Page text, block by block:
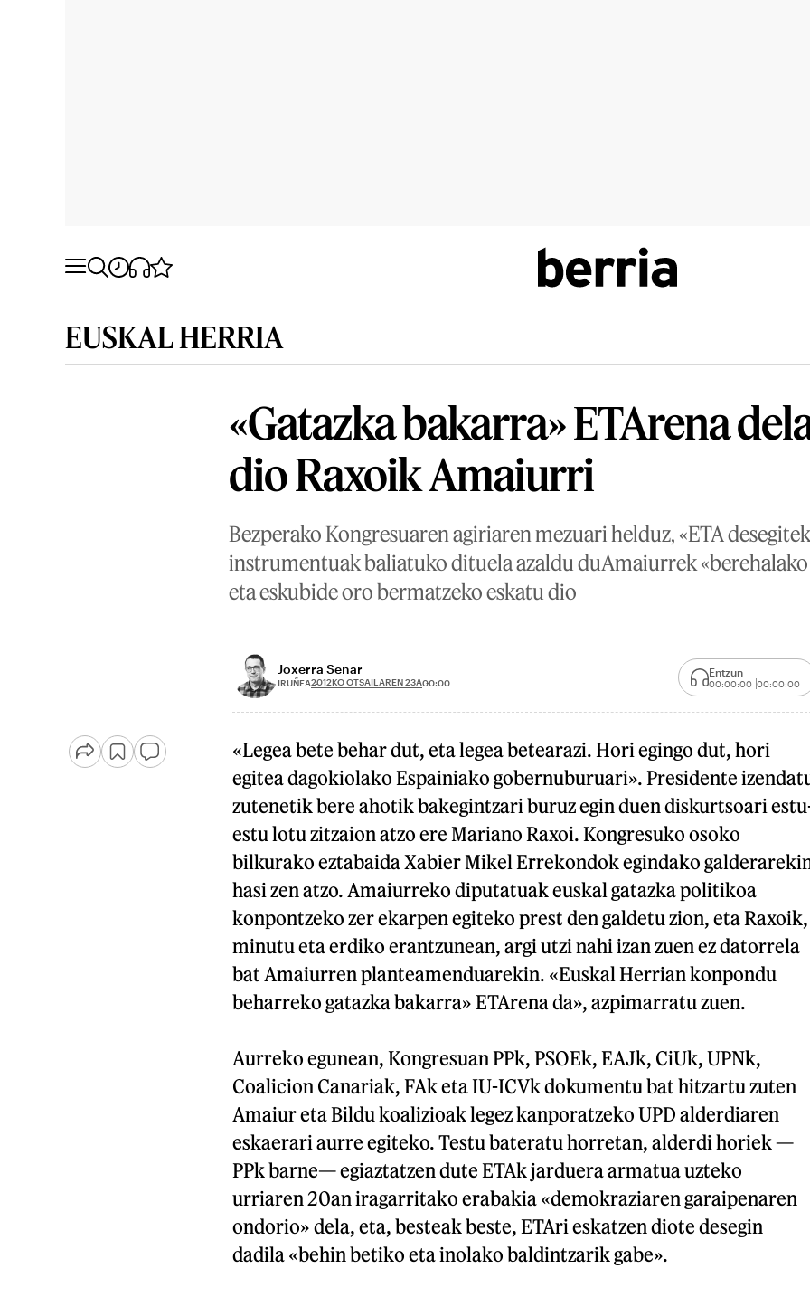
EUSKAL HERRIA
«Gatazka bakarra» ETArena
dio Raxoik Amaiurri
Bezperako Kongresuaren agiriaren mezuari helduz, «ETA
instrumentuak baliatuko dituela azaldu duAmaiurrek
eta eskubide oro bermatzeko eskatu dio
Joxerra Senar
IRUÑEA2012KO OTSAILAREN 23A00:00
Entzun
00:00:00 00:00:00
«Legea bete behar dut, eta legea betearazi. Hori egingo dut, hori
egitea dagokiolako Espainiako gobernuburuari». Presidente
zutenetik bere ahotik bakegintzari buruz egin duen diskurtsoari
estu lotu zitzaion atzo ere Mariano Raxoi. Kongresuko osoko
bilkurako eztabaida Xabier Mikel Errekondok egindako
hasi zen atzo. Amaiurreko diputatuak euskal gatazka politikoa
konpontzeko zer ekarpen egiteko prest den galdetu zion, eta Raxoik,
minutu eta erdiko erantzunean, argi utzi nahi izan zuen ez datorrela
bat Amaiurren planteamenduarekin. «Euskal Herrian konpondu
beharreko gatazka bakarra» ETArena da», azpimarratu zuen.
Aurreko egunean, Kongresuan PPk, PSOEk, EAJk, CiUk, UPNk,
Coalicion Canariak, FAk eta IU-ICVk dokumentu bat hitzartu zuten
Amaiur eta Bildu koalizioak legez kanporatzeko UPD alderdiaren
eskaerari aurre egiteko. Testu bateratu horretan, alderdi horiek —
PPk barne— egiaztatzen dute ETAk jarduera armatua uzteko
urriaren 20an iragarritako erabakia «demokraziaren garaipenaren
ondorio» dela, eta, besteak beste, ETAri eskatzen diote desegin
dadila «behin betiko eta inolako baldintzarik gabe».